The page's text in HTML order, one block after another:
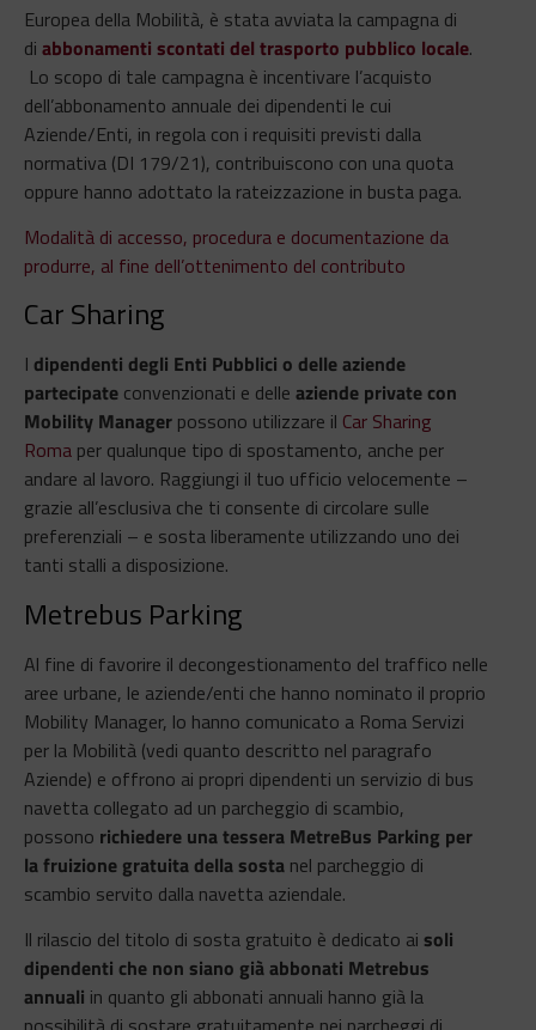
Europea della Mobilità, è stata avviata la campagna di
di abbonamenti scontati del trasporto pubblico locale.
Lo scopo di tale campagna è incentivare l’acquisto
dell’abbonamento annuale dei dipendenti le cui
Aziende/Enti, in regola con i requisiti previsti dalla
normativa (DI 179/21), contribuiscono con una quota
oppure hanno adottato la rateizzazione in busta paga.
Modalità di accesso, procedura e documentazione da
produrre, al fine dell’ottenimento del contributo
Car Sharing
I dipendenti degli Enti Pubblici o delle aziende
partecipate convenzionati e delle aziende private con
Mobility Manager possono utilizzare il Car Sharing
Roma per qualunque tipo di spostamento, anche per
andare al lavoro. Raggiungi il tuo ufficio velocemente –
grazie all’esclusiva che ti consente di circolare sulle
preferenziali – e sosta liberamente utilizzando uno dei
tanti stalli a disposizione.
Metrebus Parking
Al fine di favorire il decongestionamento del traffico nelle
aree urbane, le aziende/enti che hanno nominato il proprio
Mobility Manager, lo hanno comunicato a Roma Servizi
per la Mobilità (vedi quanto descritto nel paragrafo
Aziende) e offrono ai propri dipendenti un servizio di bus
navetta collegato ad un parcheggio di scambio,
possono richiedere una tessera MetreBus Parking per
la fruizione gratuita della sosta nel parcheggio di
scambio servito dalla navetta aziendale.
Il rilascio del titolo di sosta gratuito è dedicato ai soli
dipendenti che non siano già abbonati Metrebus
annuali in quanto gli abbonati annuali hanno già la